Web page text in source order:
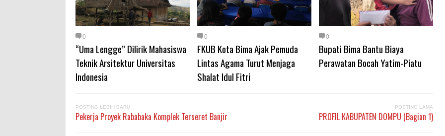
0
“Uma Lengge” Dilirik Mahasiswa
Teknik Arsitektur Universitas
Indonesia
0
FKUB Kota Bima Ajak Pemuda
Lintas Agama Turut Menjaga
Shalat Idul Fitri
0
Bupati Bima Bantu Biaya
Perawatan Bocah Yatim-Piatu
POSTING LEBIH BARU
Pekerja Proyek Rababaka Komplek Terseret Banjir
POSTING LAMA
PROFIL KABUPATEN DOMPU (Bagian 1)